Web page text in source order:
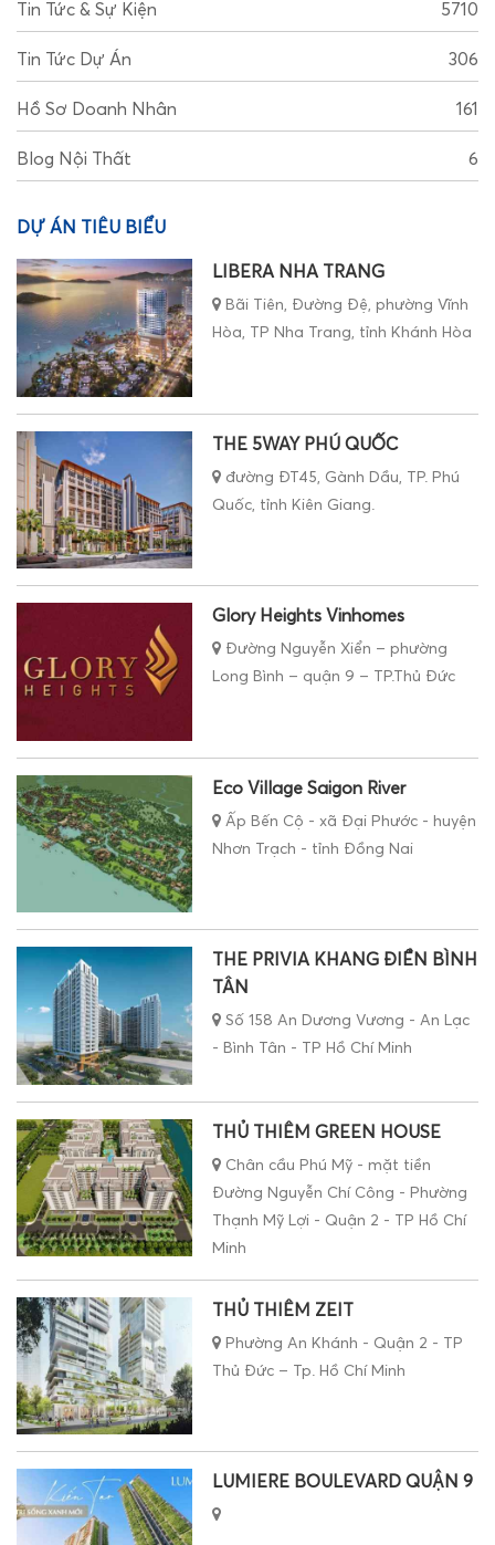
Tin Tức & Sự Kiện 5710
Tin Tức Dự Án 306
Hồ Sơ Doanh Nhân 161
Blog Nội Thất 6
DỰ ÁN TIÊU BIỂU
LIBERA NHA TRANG
Bãi Tiên, Đường Đệ, phường Vĩnh
Hòa, TP Nha Trang, tỉnh Khánh Hòa
THE 5WAY PHÚ QUỐC
đường ĐT45, Gành Dầu, TP. Phú
Quốc, tỉnh Kiên Giang.
Glory Heights Vinhomes
Đường Nguyễn Xiển – phường
Long Bình – quận 9 – TP.Thủ Đức
Eco Village Saigon River
Ấp Bến Cộ - xã Đại Phước - huyện
Nhơn Trạch - tỉnh Đồng Nai
THE PRIVIA KHANG ĐIỀN BÌNH
TÂN
Số 158 An Dương Vương - An Lạc
- Bình Tân - TP Hồ Chí Minh
THỦ THIÊM GREEN HOUSE
Chân cầu Phú Mỹ - mặt tiền
Đường Nguyễn Chí Công - Phường
Thạnh Mỹ Lợi - Quận 2 - TP Hồ Chí
Minh
THỦ THIÊM ZEIT
Phường An Khánh - Quận 2 - TP
Thủ Đức – Tp. Hồ Chí Minh
LUMIERE BOULEVARD QUẬN 9